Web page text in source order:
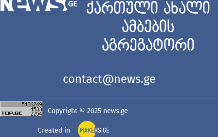
ქართული ახალი
ამბების
აგრეგატორი
contact@news.ge
Copyright © 2025 news.ge
Created in